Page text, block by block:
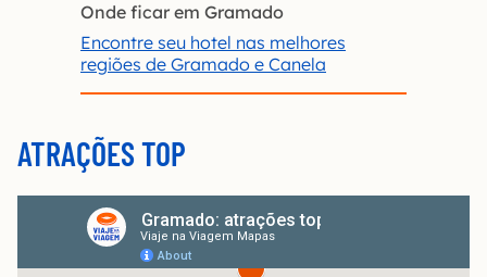
Onde ficar em Gramado
Encontre seu hotel nas melhores
regiões de Gramado e Canela
ATRAÇÕES TOP